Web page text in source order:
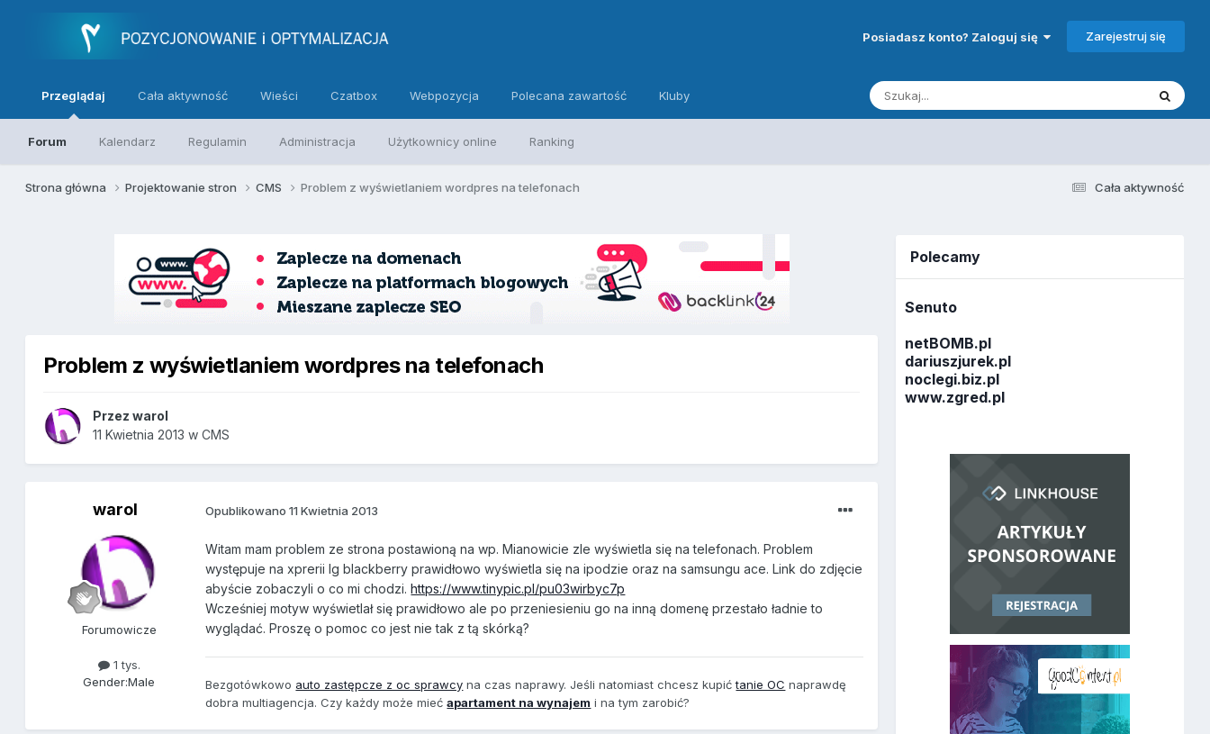
Posiadasz konto? Zaloguj się Zarejestruj się
Przeglądaj
Forum Kalendarz Regulamin Administracja Użytkownicy online Ranking
Cała aktywność Wieści Czatbox Webpozycja Polecana zawartość Kluby
Cała aktywność
Strona główna Projektowanie stron CMS Problem z wyświetlaniem wordpres na telefonach
Problem z wyświetlaniem wordpres na telefonach
Przezwarol
11 Kwietnia 2013 wCMS
warol
Forumowicze
1 tys.
Gender:Male
Opublikowano11 Kwietnia 2013
Witam mam problem ze strona postawioną na wp. Mianowicie zle wyświetla się na telefonach. Problem
występuje na xprerii lg blackberry prawidłowo wyświetla się na ipodzie oraz na samsungu ace. Link do zdjęcie
abyście zobaczyli o co mi chodzi.https://www.tinypic.pl/pu03wirbyc7p
Wcześniej motyw wyświetlał się prawidłowo ale po przeniesieniu go na inną domenę przestało ładnie to
wyglądać. Proszę o pomoc co jest nie tak z tą skórką?
Bezgotówkowo auto zastępcze z oc sprawcy na czas naprawy. Jeśli natomiast chcesz kupićtanie OC naprawdę
dobra multiagencja. Czy każdy może miećapartament na wynajem i na tym zarobić?
Polecamy
Senuto
netBOMB.pl
dariuszjurek.pl
noclegi.biz.pl
www.zgred.pl